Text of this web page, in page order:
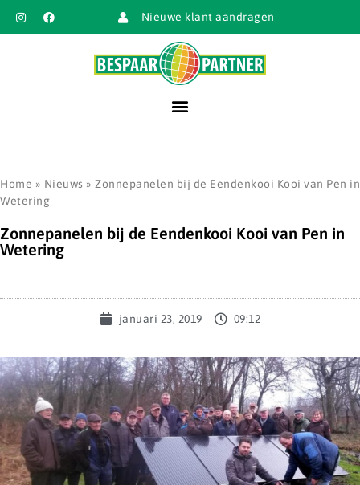
Nieuwe klant aandragen
Home » Nieuws » Zonnepanelen bij de Eendenkooi Kooi van Pen in
Wetering
Zonnepanelen bij de Eendenkooi Kooi van Pen in
Wetering
januari 23, 2019 09:12